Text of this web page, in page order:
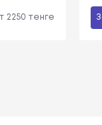
2250 тенге